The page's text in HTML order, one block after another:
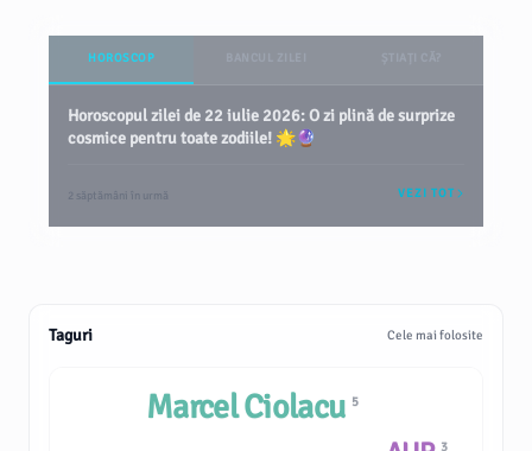
HOROSCOP
Horoscopul zilei de 22 iulie 2026: O zi plină de surprize
cosmice pentru toate zodiile! 🌟🔮
2 săptămâni în urmă VEZI TOT
Taguri Cele mai folosite
3
Marcel Ciolacu 5